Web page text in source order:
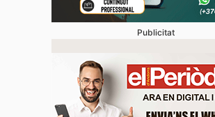
Publicitat